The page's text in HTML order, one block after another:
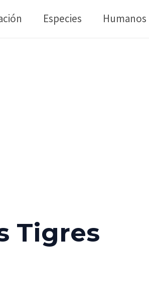
Especies Humanos
Tigres